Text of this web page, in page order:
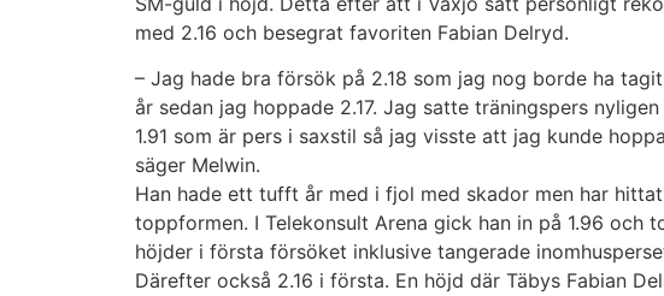
med 2.16 och besegrat favoriten Fabian Delryd.
– Jag hade bra försök på 2.18 som jag nog borde ha
år sedan jag hoppade 2.17. Jag satte träningspers
1.91 som är pers i saxstil så jag visste att jag kunde
säger Melwin.
Han hade ett tufft år med i fjol med skador men har
toppformen. I Telekonsult Arena gick han in på 1.96 och
höjder i första försöket inklusive tangerade
Därefter också 2.16 i första. En höjd där Täbys Fabian